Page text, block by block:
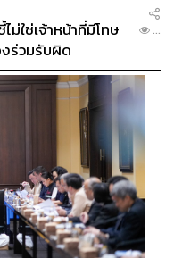
ใช่เจ้าหน้าที่มีโทษ
ร่วมรับผิด
...